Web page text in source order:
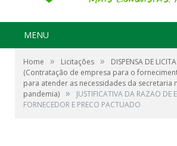
MENU
Home » Licitações »
DISPENSA DE
(Contratação de empresa para o
para atender as necessidades da secretaria
pandemia) »
JUSTIFICATIVA DA RAZAO DE
FORNECEDOR E PRECO PACTUADO